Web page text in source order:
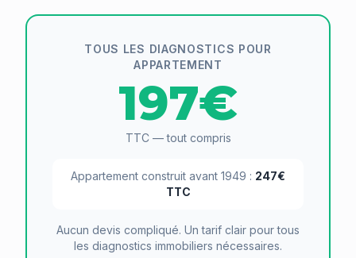
TOUS LES DIAGNOSTICS POUR
APPARTEMENT
197€
TTC — tout compris
Appartement construit avant 1949 : 247€
TTC
Aucun devis compliqué. Un tarif clair pour tous
les diagnostics immobiliers nécessaires.